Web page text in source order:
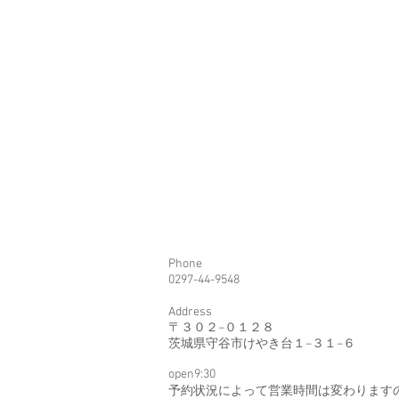
Phone
​0297-44-9548
Address
〒３０２−０１２８
茨城県守谷市けやき台１−３１−６
open9:30
予約状況によって営業時間は変わります